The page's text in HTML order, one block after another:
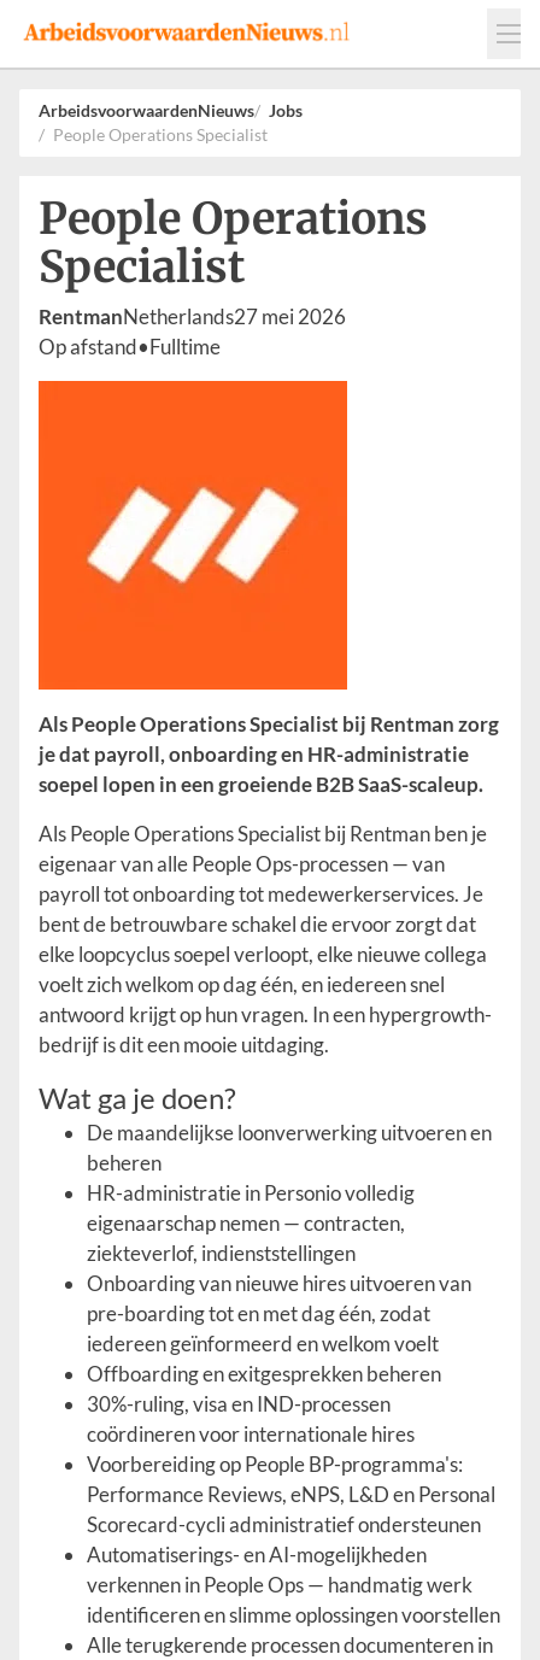
Events
Adverteren
Leveranciers
Werkgevers
ArbeidsvoorwaardenNieuws
Jobs
People Operations Specialist
People Operations
Specialist
RentmanNetherlands27 mei 2026
Op afstand•Fulltime
Als People Operations Specialist bij Rentman zorg
je dat payroll, onboarding en HR-administratie
soepel lopen in een groeiende B2B SaaS-scaleup.
Als People Operations Specialist bij Rentman ben je
eigenaar van alle People Ops-processen — van
payroll tot onboarding tot medewerkerservices. Je
bent de betrouwbare schakel die ervoor zorgt dat
elke loopcyclus soepel verloopt, elke nieuwe collega
voelt zich welkom op dag één, en iedereen snel
antwoord krijgt op hun vragen. In een hypergrowth-
bedrijf is dit een mooie uitdaging.
Wat ga je doen?
De maandelijkse loonverwerking uitvoeren en
beheren
HR-administratie in Personio volledig
eigenaarschap nemen — contracten,
ziekteverlof, indienststellingen
Onboarding van nieuwe hires uitvoeren van
pre-boarding tot en met dag één, zodat
iedereen geïnformeerd en welkom voelt
Offboarding en exitgesprekken beheren
30%-ruling, visa en IND-processen
coördineren voor internationale hires
Voorbereiding op People BP-programma's:
Performance Reviews, eNPS, L&D en Personal
Scorecard-cycli administratief ondersteunen
Automatiserings- en AI-mogelijkheden
verkennen in People Ops — handmatig werk
identificeren en slimme oplossingen voorstellen
Alle terugkerende processen documenteren in